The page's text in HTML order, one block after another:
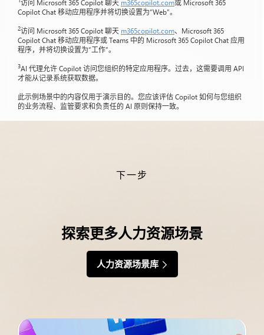
访问 Microsoft 365 Copilot 聊天 m365copilot.com或 Microsoft 365
Copilot Chat 移动应用程序并将切换设置为“Web”。
2访问 Microsoft 365 Copilot 聊天 m365copilot.com、Microsoft 365
Copilot Chat 移动应用程序或 Teams 中的 Microsoft 365 Copilot Chat 应用
程序，并将切换设置为“工作”。
3AI 代理允许 Copilot 访问您组织的特定应用程序。过去，这需要调用 API
才能从记录系统获取数据。
此示例场景中的内容仅用于演示目的。您应该评估 Copilot 如何与您组织
的业务流程、监管要求和负责任的 AI 原则保持一致。
下一步
探索更多人力资源场景
人力资源场景库